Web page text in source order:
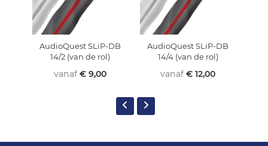
AudioQuest SLiP-DB
14/2 (van de rol)
vanaf € 9,00
AudioQuest SLiP-DB
14/4 (van de rol)
vanaf € 12,00